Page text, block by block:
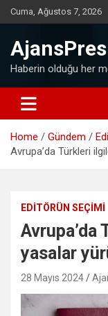
Skip
to
Cuma, Ağustos 7, 2026
Haberin olduğu her
Home Gündem
Avrupa’da Türkleri
EDITÖRÜN SEÇIMI
yasalar
28 Mayıs 2024